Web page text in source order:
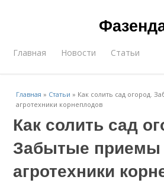
Главная Новости Статьи
Главная » Статьи » Как солить сад огород.
агротехники корнеплодов
Как солить сад
Забытые приемы
агротехники